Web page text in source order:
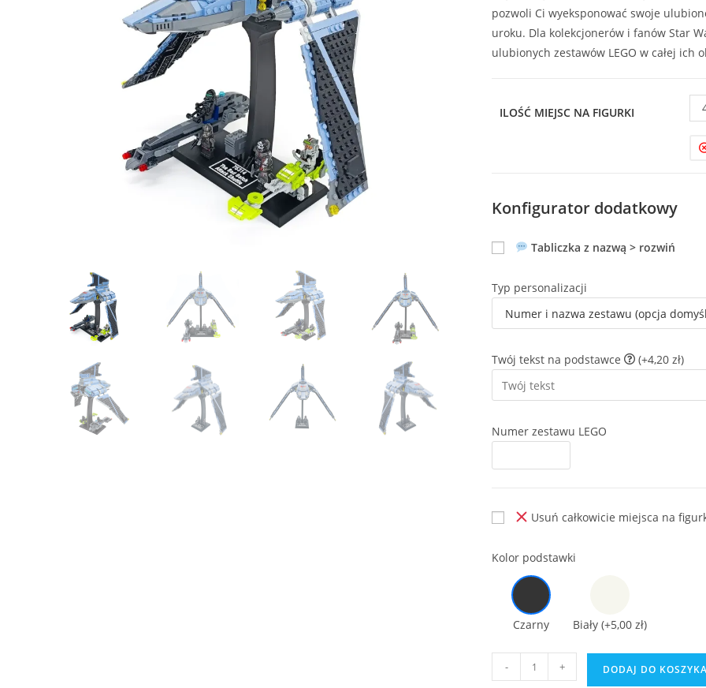
pozwoli Ci wyeksponować swoje
uroku. Dla kolekcjonerów i fanów Star
ulubionych zestawów LEGO w całej ich
ILOŚĆ MIEJSC NA FIGURKI
Konfigurator dodatkowy
Tabliczka z nazwą > rozwiń
Typ personalizacji
Twój tekst na podstawce (+4,20 zł)
Numer zestawu LEGO
Usuń całkowicie miejsca na
Kolor podstawki
Czarny Biały (+5,00 zł)
Podstawka
- + DODAJ DO